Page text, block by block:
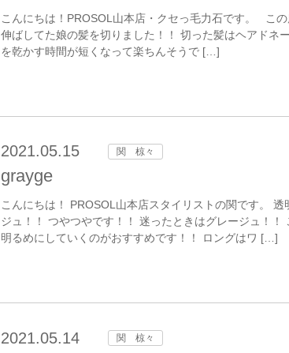
こんにちは！PROSOL山本店・クセっ毛力石です。 こ
伸ばしてた娘の髪を切りました！！ 切った髪はヘアドネ
を乾かす時間が短くなって楽ちんそうで […]
2021.05.15 関 椋々
grayge
こんにちは！ PROSOL山本店スタイリストの関です。
ジュ！！ つやつやです！！ 迷ったときはグレージュ！！
明るめにしていくのがおすすめです！！ ロングはワ […]
2021.05.14 関 椋々